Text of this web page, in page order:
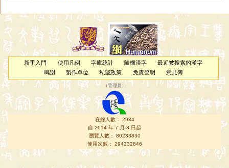
新手入門 使用凡例 字庫統計 隨機漢字
最近被搜索的漢字
鳴謝
製作單位 私隱政策 免責聲明 意見簿
（管理員 ）
在線人數： 2934
自 2014 年 7 月 8 日起
瀏覽人數： 80233830
使用次數： 294232846